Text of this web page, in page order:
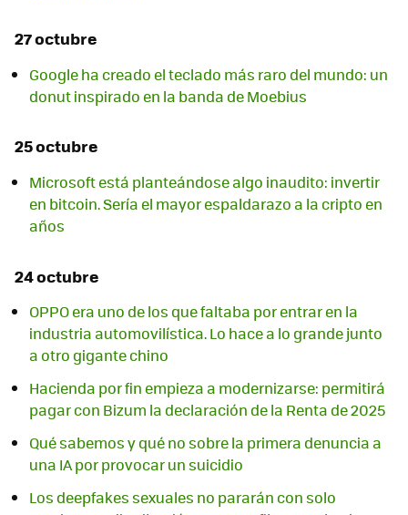
27 octubre
Google ha creado el teclado más raro del mundo: un
donut inspirado en la banda de Moebius
25 octubre
Microsoft está planteándose algo inaudito: invertir
en bitcoin. Sería el mayor espaldarazo a la cripto en
años
24 octubre
OPPO era uno de los que faltaba por entrar en la
industria automovilística. Lo hace a lo grande junto
a otro gigante chino
Hacienda por fin empieza a modernizarse: permitirá
pagar con Bizum la declaración de la Renta de 2025
Qué sabemos y qué no sobre la primera denuncia a
una IA por provocar un suicidio
Los deepfakes sexuales no pararán con solo